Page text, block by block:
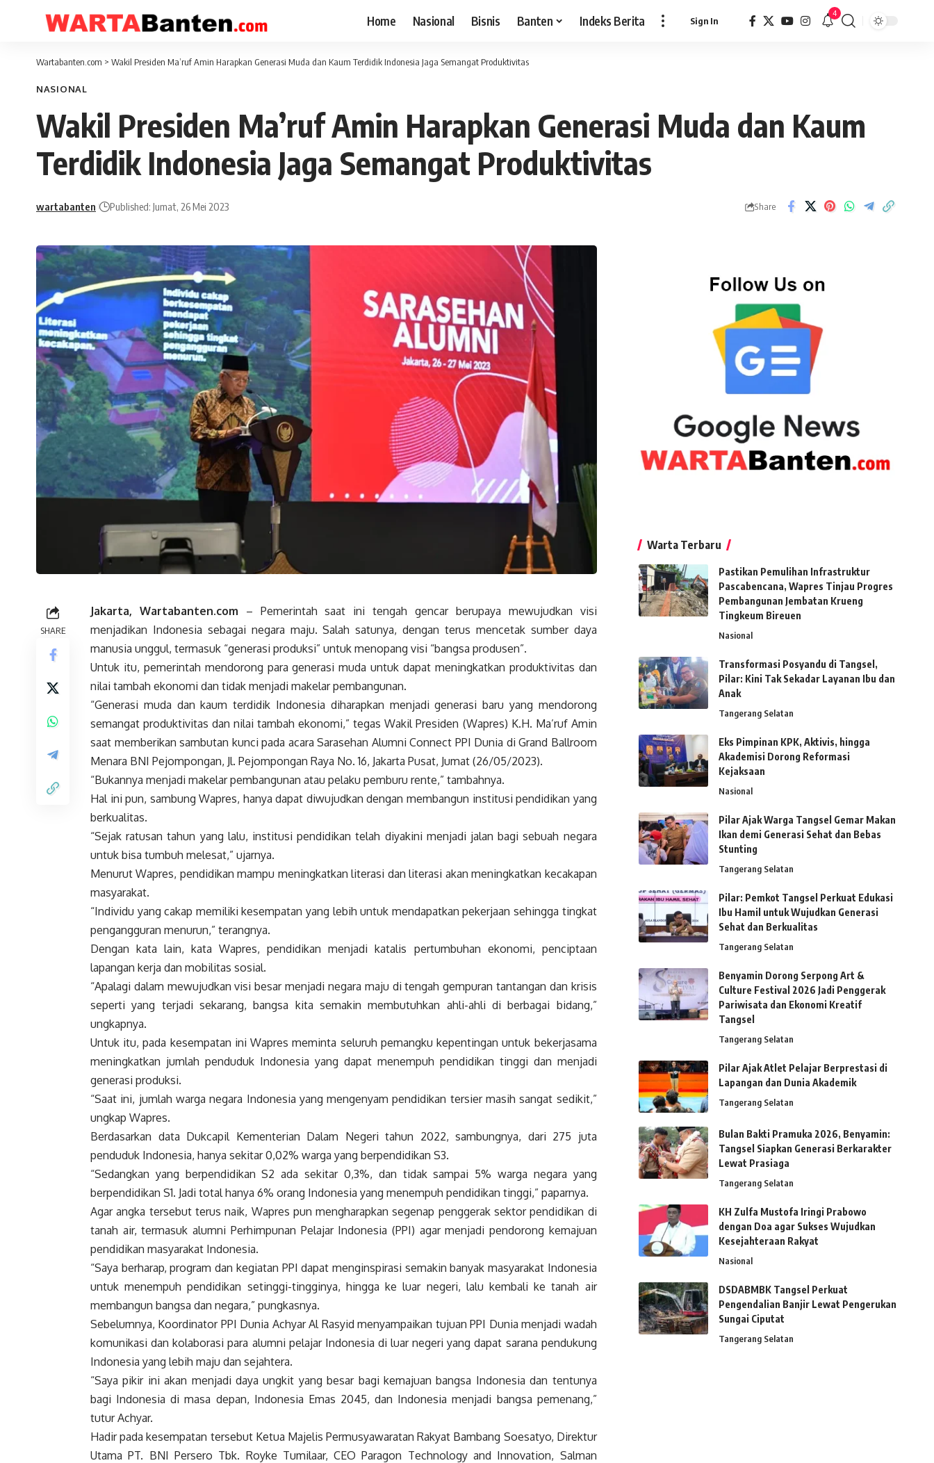
Home Nasional Bisnis Banten Indeks Berita Sign In
4
Wartabanten.com > Wakil Presiden Ma’ruf Amin Harapkan Generasi Muda dan Kaum Terdidik Indonesia Jaga Semangat Produktivitas
NASIONAL
Wakil Presiden Ma’ruf Amin Harapkan Generasi Muda dan Kaum
Terdidik Indonesia Jaga Semangat Produktivitas
wartabanten Published: Jumat, 26 Mei 2023 Share
SHARE
Jakarta, Wartabanten.com – Pemerintah saat ini tengah gencar berupaya mewujudkan visi
menjadikan Indonesia sebagai negara maju. Salah satunya, dengan terus mencetak sumber daya
manusia unggul, termasuk “generasi produksi” untuk menopang visi “bangsa produsen”.
Untuk itu, pemerintah mendorong para generasi muda untuk dapat meningkatkan produktivitas dan
nilai tambah ekonomi dan tidak menjadi makelar pembangunan.
“Generasi muda dan kaum terdidik Indonesia diharapkan menjadi generasi baru yang mendorong
semangat produktivitas dan nilai tambah ekonomi,” tegasWakil Presiden (Wapres) K.H. Ma’ruf Amin
saat memberikan sambutan kunci pada acara Sarasehan Alumni Connect PPI Dunia di Grand Ballroom
Menara BNI Pejompongan, Jl. Pejompongan Raya No. 16, Jakarta Pusat, Jumat (26/05/2023).
“Bukannya menjadi makelar pembangunan atau pelaku pemburu rente,” tambahnya.
Hal ini pun, sambungWapres, hanya dapat diwujudkan dengan membangun institusi pendidikan yang
berkualitas.
“Sejak ratusan tahun yang lalu, institusi pendidikan telah diyakini menjadi jalan bagi sebuah negara
untuk bisa tumbuh melesat,” ujarnya.
MenurutWapres, pendidikan mampu meningkatkan literasi dan literasi akan meningkatkan kecakapan
masyarakat.
“Individu yang cakap memiliki kesempatan yang lebih untuk mendapatkan pekerjaan sehingga tingkat
pengangguran menurun,” terangnya.
Dengan kata lain, kataWapres, pendidikan menjadi katalis pertumbuhan ekonomi, penciptaan
lapangan kerja dan mobilitas sosial.
“Apalagi dalam mewujudkan visi besar menjadi negara maju di tengah gempuran tantangan dan krisis
seperti yang terjadi sekarang, bangsa kita semakin membutuhkan ahli-ahli di berbagai bidang,”
ungkapnya.
Untuk itu, pada kesempatan iniWapres meminta seluruh pemangku kepentingan untuk bekerjasama
meningkatkan jumlah penduduk Indonesia yang dapat menempuh pendidikan tinggi dan menjadi
generasi produksi.
“Saat ini, jumlah warga negara Indonesia yang mengenyam pendidikan tersier masih sangat sedikit,”
ungkap Wapres.
Berdasarkan data Dukcapil Kementerian Dalam Negeri tahun 2022, sambungnya, dari 275 juta
penduduk Indonesia, hanya sekitar 0,02% warga yang berpendidikan S3.
“Sedangkan yang berpendidikan S2 ada sekitar 0,3%, dan tidak sampai 5% warga negara yang
berpendidikan S1. Jadi total hanya 6% orang Indonesia yang menempuh pendidikan tinggi,” paparnya.
Agar angka tersebut terus naik, Wapres pun mengharapkan segenap penggerak sektor pendidikan di
tanah air, termasuk alumni Perhimpunan Pelajar Indonesia (PPI) agar menjadi pendorong kemajuan
pendidikan masyarakat Indonesia.
“Saya berharap, program dan kegiatan PPI dapat menginspirasi semakin banyak masyarakat Indonesia
untuk menempuh pendidikan setinggi-tingginya, hingga ke luar negeri, lalu kembali ke tanah air
membangun bangsa dan negara,” pungkasnya.
Sebelumnya, Koordinator PPI Dunia Achyar Al Rasyid menyampaikan tujuan PPI Dunia menjadi wadah
komunikasi dan kolaborasi para alumni pelajar Indonesia di luar negeri yang dapat sarana pendukung
Indonesia yang lebih maju dan sejahtera.
“Saya pikir ini akan menjadi daya ungkit yang besar bagi kemajuan bangsa Indonesia dan tentunya
bagi Indonesia di masa depan, Indonesia Emas 2045, dan Indonesia menjadi bangsa pemenang,”
tutur Achyar.
Hadir pada kesempatan tersebut Ketua Majelis Permusyawaratan Rakyat Bambang Soesatyo, Direktur
Utama PT. BNI Persero Tbk. Royke Tumilaar, CEO Paragon Technology and Innovation, Salman
Warta Terbaru
Pastikan Pemulihan Infrastruktur
Pascabencana, Wapres Tinjau Progres
Pembangunan Jembatan Krueng
Tingkeum Bireuen
Nasional
Transformasi Posyandu di Tangsel,
Pilar: Kini Tak Sekadar Layanan Ibu dan
Anak
Tangerang Selatan
Eks Pimpinan KPK, Aktivis, hingga
Akademisi Dorong Reformasi
Kejaksaan
Nasional
Pilar Ajak Warga Tangsel Gemar Makan
Ikan demi Generasi Sehat dan Bebas
Stunting
Tangerang Selatan
Pilar: Pemkot Tangsel Perkuat Edukasi
Ibu Hamil untuk Wujudkan Generasi
Sehat dan Berkualitas
Tangerang Selatan
Benyamin Dorong Serpong Art &
Culture Festival 2026 Jadi Penggerak
Pariwisata dan Ekonomi Kreatif
Tangsel
Tangerang Selatan
Pilar Ajak Atlet Pelajar Berprestasi di
Lapangan dan Dunia Akademik
Tangerang Selatan
Bulan Bakti Pramuka 2026, Benyamin:
Tangsel Siapkan Generasi Berkarakter
Lewat Prasiaga
Tangerang Selatan
KH Zulfa Mustofa Iringi Prabowo
dengan Doa agar Sukses Wujudkan
Kesejahteraan Rakyat
Nasional
DSDABMBK Tangsel Perkuat
Pengendalian Banjir Lewat Pengerukan
Sungai Ciputat
Tangerang Selatan